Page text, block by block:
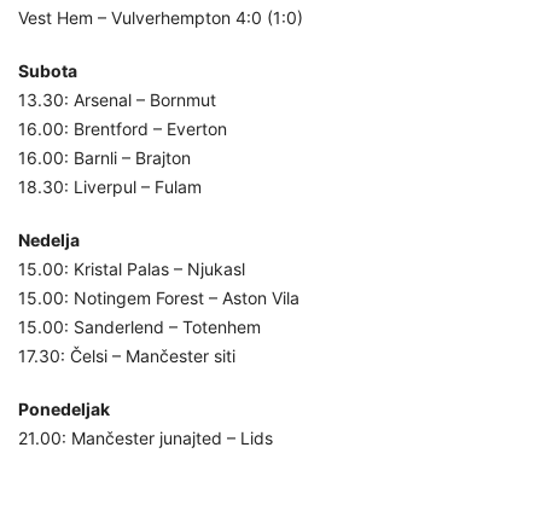
Vest Hem – Vulverhempton 4:0 (1:0)
Subota
13.30: Arsenal – Bornmut
16.00: Brentford – Everton
16.00: Barnli – Brajton
18.30: Liverpul – Fulam
Nedelja
15.00: Kristal Palas – Njukasl
15.00: Notingem Forest – Aston Vila
15.00: Sanderlend – Totenhem
17.30: Čelsi – Mančester siti
Ponedeljak
21.00: Mančester junajted – Lids